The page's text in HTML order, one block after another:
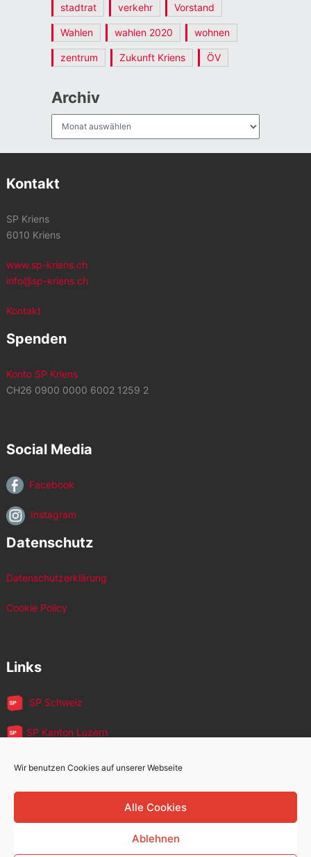
Wir benutzen Cookies auf unserer Webseite
Alle Cookies
Ablehnen
stadtrat verkehr Vorstand
Wahlen wahlen 2020 wohnen
zentrum Zukunft Kriens ÖV
Archiv
Kontakt
SP Kriens
6010 Kriens
www.sp-kriens.ch
info@sp-kriens.ch
Kontakt
Spenden
Konto SP Kriens
CH26 0900 0000 6002 1259 2
Social Media
Facebook
Instagram
Datenschutz
Datenschutzerklärung
Cookie Policy
Links
SP Schweiz
SP Kanton Luzern
JUSO Luzern
SP MigrantInnen
SP 60+